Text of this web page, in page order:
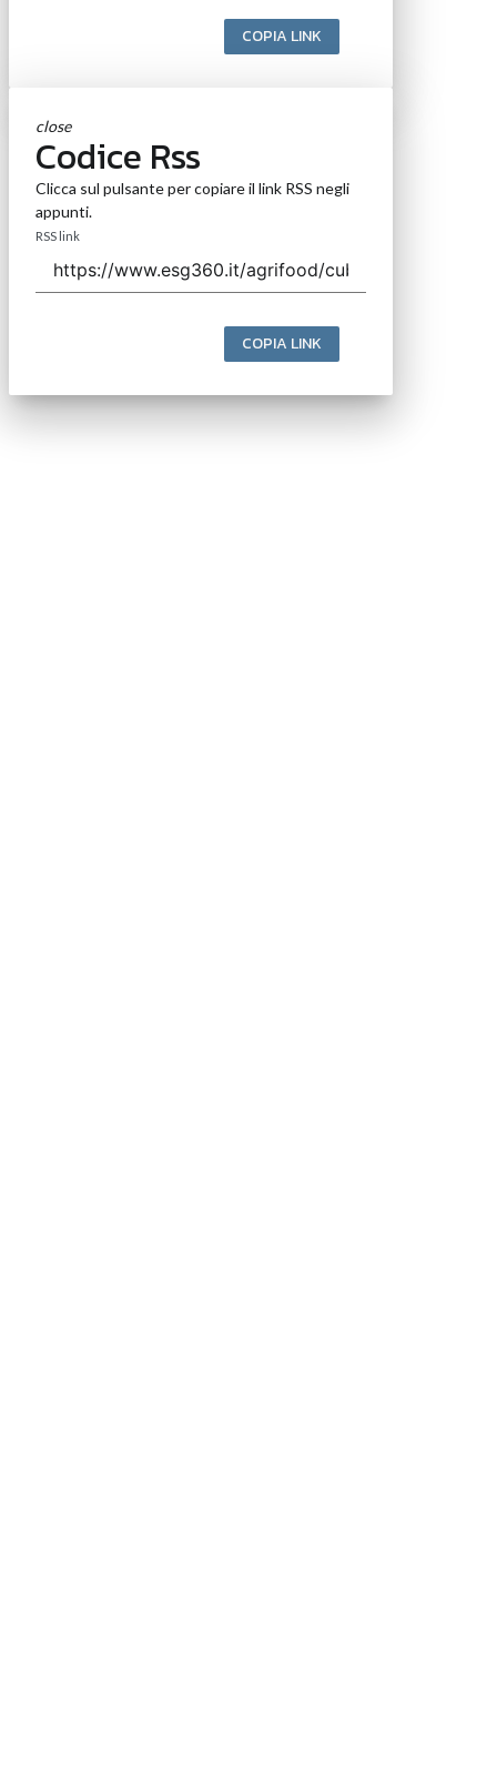
COPIA LINK
close
Codice Rss
Clicca sul pulsante per copiare il link RSS negli
appunti.
RSS link
COPIA LINK